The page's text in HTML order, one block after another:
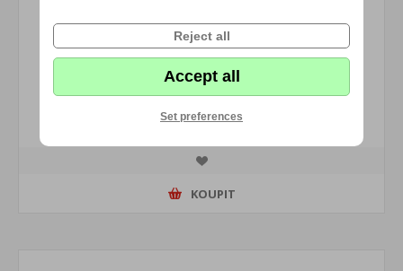
Brána zahradní 1250 x 2500 na oko RAL 7016 antracit -
nová
7 933,00 Kč s DPH
KOUPIT
Reject all
Accept all
Set preferences